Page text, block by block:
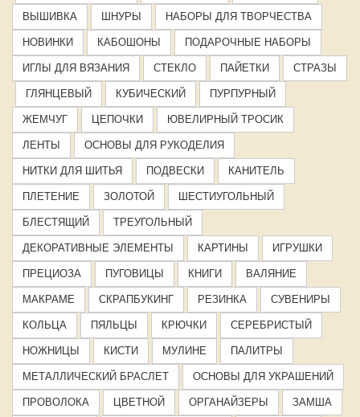
ВЫШИВКА ШНУРЫ НАБОРЫ ДЛЯ ТВОРЧЕСТВА
НОВИНКИ КАБОШОНЫ ПОДАРОЧНЫЕ НАБОРЫ
ИГЛЫ ДЛЯ ВЯЗАНИЯ СТЕКЛО ПАЙЕТКИ СТРАЗЫ
ГЛЯНЦЕВЫЙ КУБИЧЕСКИЙ ПУРПУРНЫЙ
ЖЕМЧУГ ЦЕПОЧКИ ЮВЕЛИРНЫЙ ТРОСИК
ЛЕНТЫ ОСНОВЫ ДЛЯ РУКОДЕЛИЯ
НИТКИ ДЛЯ ШИТЬЯ ПОДВЕСКИ КАНИТЕЛЬ
ПЛЕТЕНИЕ ЗОЛОТОЙ ШЕСТИУГОЛЬНЫЙ
БЛЕСТЯЩИЙ ТРЕУГОЛЬНЫЙ
ДЕКОРАТИВНЫЕ ЭЛЕМЕНТЫ КАРТИНЫ ИГРУШКИ
ПРЕЦИОЗА ПУГОВИЦЫ КНИГИ ВАЛЯНИЕ
МАКРАМЕ СКРАПБУКИНГ РЕЗИНКА СУВЕНИРЫ
КОЛЬЦА ПЯЛЬЦЫ КРЮЧКИ СЕРЕБРИСТЫЙ
НОЖНИЦЫ КИСТИ МУЛИНЕ ПАЛИТРЫ
МЕТАЛЛИЧЕСКИЙ БРАСЛЕТ ОСНОВЫ ДЛЯ УКРАШЕНИЙ
ПРОВОЛОКА ЦВЕТНОЙ ОРГАНАЙЗЕРЫ ЗАМША